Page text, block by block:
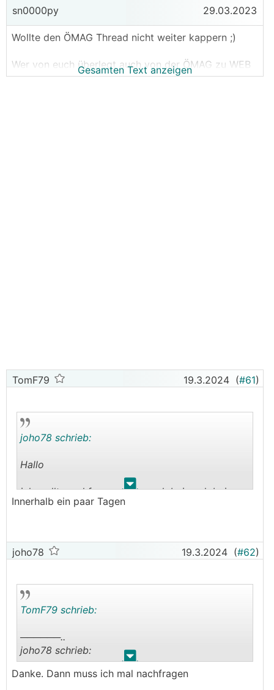
sn0000py 29.03.2023
Wollte den ÖMAG Thread nicht weiter kappern ;)
Wer von euch überlegt auch von der ÖMAG zu WEB
zu gehen?
Gesamten Text anzeigen
TomF79 19.3.2024 (#61)
. .
joho78 schrieb:
Hallo
ich wollte mal fragen, wie rasch bei euch bei
web-energy nach Anfrage und Email-Bestätigung
Innerhalb ein paar Tagen
joho78 19.3.2024 (#62)
. .
TomF79 schrieb:
──────..
joho78 schrieb:
Hallo
Danke. Dann muss ich mal nachfragen